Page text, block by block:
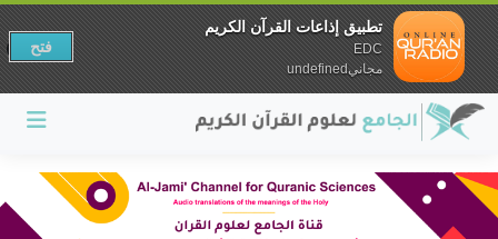
تطبيق إذاعات القرآن الكريم
EDC
مجانيundefined
فتح